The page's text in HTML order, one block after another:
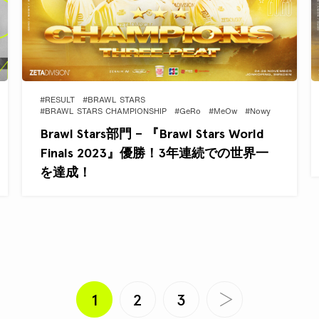
#RESULT
#BRAWL STARS
#BRAWL STARS CHAMPIONSHIP
#GeRo #MeOw #Nowy
Brawl Stars部門 – 『Brawl Stars World
Finals 2023』優勝！3年連続での世界一
を達成！
1 2 3